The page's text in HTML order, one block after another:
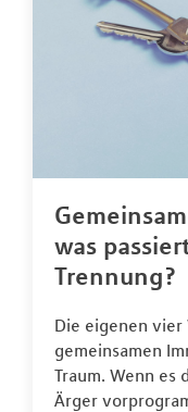
was
Trennung?
Die eigenen vier
gemeinsamen
Traum. Wenn es
Ärger